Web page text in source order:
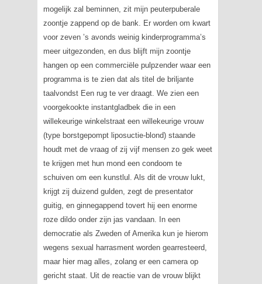
mogelijk zal beminnen, zit mijn peuterpuberale
zoontje zappend op de bank. Er worden om kwart
voor zeven ’s avonds weinig kinderprogramma’s
meer uitgezonden, en dus blijft mijn zoontje
hangen op een commerciële pulpzender waar een
programma is te zien dat als titel de briljante
taalvondst Een rug te verdraagt. We zien een
voorgekookte instantgladbek die in een
willekeurige winkelstraat een willekeurige vrouw
(type borstgepompt liposuctie-blond) staande
houdt met de vraag of zij vijf mensen zo gek weet
te krijgen met hun mond een condoom te
schuiven om een kunstlul. Als dit de vrouw lukt,
krijgt zij duizend gulden, zegt de presentator
guitig, en ginnegappend tovert hij een enorme
roze dildo onder zijn jas vandaan. In een
democratie als Zweden of Amerika kun je hierom
wegens sexual harrasmentworden gearresteerd,
maar hier mag alles, zolang er een camera op
gericht staat. Uit de reactie van de vrouw blijkt